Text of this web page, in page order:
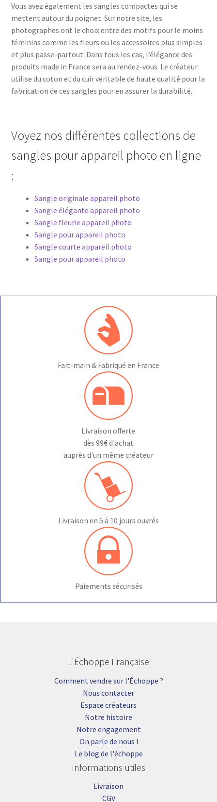
Vous avez également les sangles compactes qui se
mettent autour du poignet. Sur notre site, les
photographes ont le choix entre des motifs pour le moins
féminins comme les fleurs ou les accessoires plus simples
et plus passe-partout. Dans tous les cas, l’élégance des
produits made in France sera au rendez-vous. Le créateur
utilise du coton et du cuir véritable de haute qualité pour la
fabrication de ces sangles pour en assurer la durabilité.
Voyez nos différentes collections de
sangles pour appareil photo en ligne
:
Sangle originale appareil photo
Sangle élégante appareil photo
Sangle fleurie appareil photo
Sangle pour appareil photo
Sangle courte appareil photo
Sangle pour appareil photo
Fait-main & Fabriqué en France
Livraison offerte
dès 99€ d'achat
auprès d'un même créateur
Livraison en 5 à 10 jours ouvrés
Paiements sécurisés
L'Échoppe Française
Comment vendre sur l'Échoppe ?
Nous contacter
Espace créateurs
Notre histoire
Notre engagement
On parle de nous !
Le blog de l'échoppe
Informations utiles
Livraison
CGV